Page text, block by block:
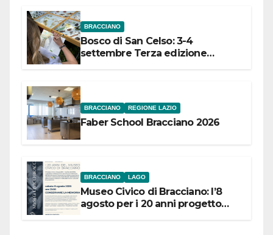
BRACCIANO
Bosco di San Celso: 3-4
settembre Terza edizione
BRACCIANO REGIONE LAZIO
Faber School Bracciano 2026
BRACCIANO LAGO
Museo Civico di Bracciano: l’8
agosto per i 20 anni progetto